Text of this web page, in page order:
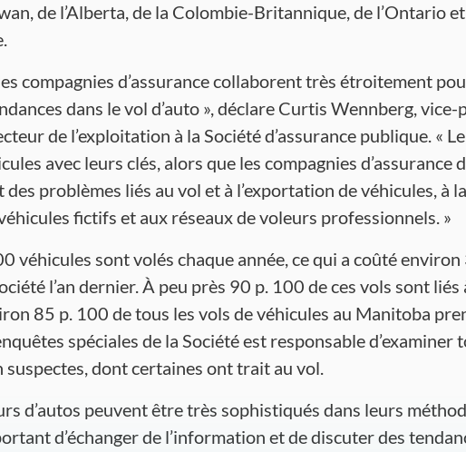
de l’Alberta, de la Colombie-Britannique, de l’Ontario
compagnies d’assurance collaborent très étroitement
dans le vol d’auto », déclare Curtis Wennberg,
de l’exploitation à la Société d’assurance publique. «
avec leurs clés, alors que les compagnies d’assurance
problèmes liés au vol et à l’exportation de véhicules, à
fictifs et aux réseaux de voleurs professionnels. »
véhicules sont volés chaque année, ce qui a coûté
l’an dernier. À peu près 90 p. 100 de ces vols sont liés
85 p. 100 de tous les vols de véhicules au Manitoba
spéciales de la Société est responsable d’examiner
suspectes, dont certaines ont trait au vol.
d’autos peuvent être très sophistiqués dans leurs
d’échanger de l’information et de discuter des